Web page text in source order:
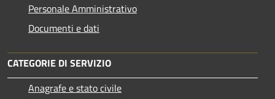
Personale Amministrativo
Documenti e dati
CATEGORIE DI SERVIZIO
Anagrafe e stato civile